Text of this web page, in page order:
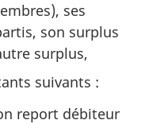
ses
son surplus
surplus,
suivants :
report débiteur